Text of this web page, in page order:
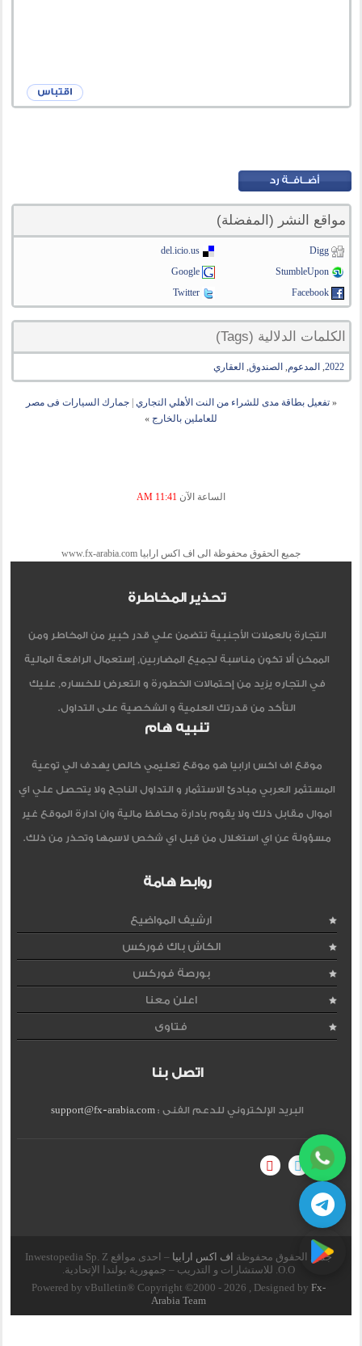
مواقع النشر (المفضلة)
Digg
del.icio.us
StumbleUpon
Google
Facebook
Twitter
الكلمات الدلالية (Tags)
2022
, المدعوم, الصندوق, العقاري
« تفعيل بطاقة مدى للشراء من النت الأهلي التجاري |جمارك السيارات فى مصر
للعاملين بالخارج »
الساعة الآن 11:41 AM
جميع الحقوق محفوظة الى اف اكس ارابيا www.fx-arabia.com
تحذير المخاطرة
التجارة بالعملات الأجنبية تتضمن علي قدر كبير من المخاطر ومن
الممكن ألا تكون مناسبة لجميع المضاربين, إستعمال الرافعة المالية
في التجاره يزيد من إحتمالات الخطورة و التعرض للخساره, عليك
التأكد من قدرتك العلمية و الشخصية على التداول.
تنبيه هام
موقع اف اكس ارابيا هو موقع تعليمي خالص يهدف الي توعية
المستثمر العربي مبادئ الاستثمار و التداول الناجح ولا يتحصل علي اي
اموال مقابل ذلك ولا يقوم بادارة محافظ مالية وان ادارة الموقع غير
مسؤولة عن اي استغلال من قبل اي شخص لاسمها وتحذر من ذلك.
روابط هامة
ارشيف المواضيع
الكاش باك فوركس
بورصة فوركس
اعلن معنا
فتاوى
اتصل بنا
البريد الإلكتروني للدعم الفنى :support@fx-arabia.com
جميع الحقوق محفوظة اف اكس ارابيا
– احدى مواقع Inwestopedia Sp. Z
O.O. للاستشارات و التدريب – جمهورية بولندا الإتحادية.
Powered by vBulletin® Copyright ©2000 - 2026 , Designed byFx-
Arabia Team